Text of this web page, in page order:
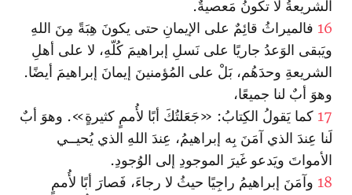
الشريعةُ لا تكونُ مَعصيةٌ.
16 فالميراثُ قائِمٌ على الإيمانِ حتى يكونَ هِبَةً مِنَ اللهِ
ويَبقى الوَعدُ جاريًا على نَسلِ إبراهيمَ كُلّهِ، لا على أهلِ
الشريعةِ وحدَهُم، بَلْ على المُؤمنينَ إيمانَ إبراهيمَ أيضًا.
وهوَ أبٌ لنا جميعًا،
17 كما يَقولُ الكِتابُ: «جَعَلتُكَ أبًا لأُممٍ كثيرةٍ». وهوَ أبٌ
لَنا عِندَ الذي آمَنَ بِه إبراهيمُ، عِندَ اللهِ الذي يُحيــي
الأمواتَ ويَدعو غَيرَ الموجودِ إلى الوُجودِ.
18 وآمَنَ إبراهيمُ راجِيًا حيثُ لا رجاءَ، فَصارَ أبًا لأُممٍ